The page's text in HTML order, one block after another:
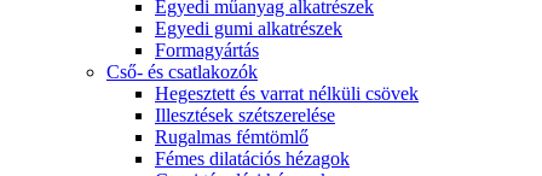
Egyedi műanyag alkatrészek
Egyedi gumi alkatrészek
Formagyártás
Cső- és csatlakozók
Hegesztett és varrat nélküli csövek
Illesztések szétszerelése
Rugalmas fémtömlő
Fémes dilatációs hézagok